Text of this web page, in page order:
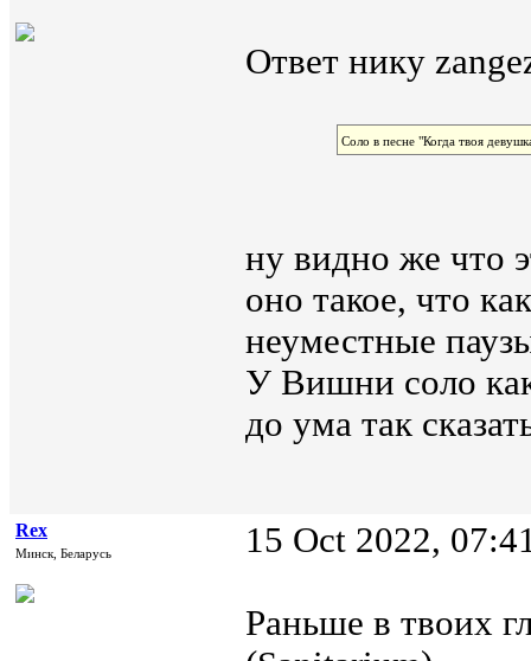
Ответ нику
Соло в песне "Когда твоя
ну видно же что
оно такое, что
неуместные
У Вишни соло
до ума так
Rex
Минск, Беларусь 15 Oct 2022,
Раньше в твоих